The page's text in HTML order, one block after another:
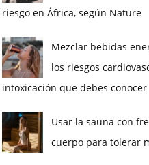
riesgo en África, según Nature
Mezclar bebidas
los riesgos
intoxicación que debes conocer
Usar la sauna con
cuerpo para tolerar